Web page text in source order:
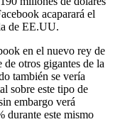
acaparará el
de EE.UU.
en el nuevo rey de
otros gigantes de la
también se vería
sobre este tipo de
embargo verá
durante este mismo